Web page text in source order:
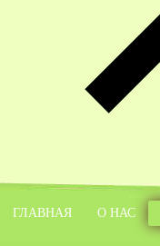
ГЛАВНАЯ О НАС